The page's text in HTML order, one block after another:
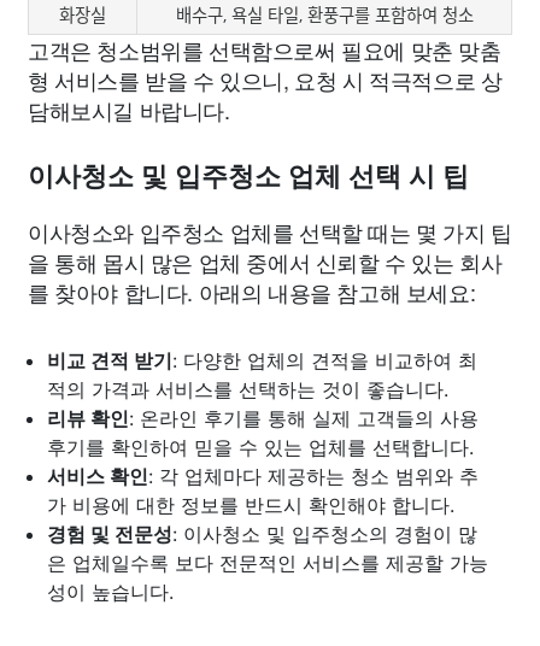
화장실 배수구, 욕실 타일, 환풍구를 포함하여 청소
고객은 청소범위를 선택함으로써 필요에 맞춘 맞춤
형 서비스를 받을 수 있으니, 요청 시 적극적으로 상
담해보시길 바랍니다.
이사청소 및 입주청소 업체 선택 시 팁
이사청소와 입주청소 업체를 선택할 때는 몇 가지 팁
을 통해 몹시 많은 업체 중에서 신뢰할 수 있는 회사
를 찾아야 합니다. 아래의 내용을 참고해 보세요:
비교 견적 받기: 다양한 업체의 견적을 비교하여 최
적의 가격과 서비스를 선택하는 것이 좋습니다.
리뷰 확인: 온라인 후기를 통해 실제 고객들의 사용
후기를 확인하여 믿을 수 있는 업체를 선택합니다.
서비스 확인: 각 업체마다 제공하는 청소 범위와 추
가 비용에 대한 정보를 반드시 확인해야 합니다.
경험 및 전문성: 이사청소 및 입주청소의 경험이 많
은 업체일수록 보다 전문적인 서비스를 제공할 가능
성이 높습니다.